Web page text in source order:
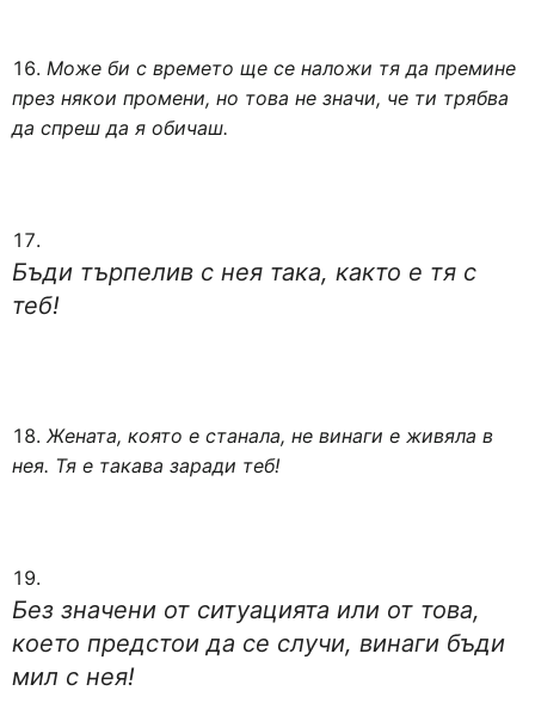
Може би с времето ще се наложи тя да премине
през някои промени, но това не значи, че ти трябва
да спреш да я обичаш.
Бъди търпелив с нея така, както е тя с
теб!
Жената, която е станала, не винаги е живяла в
нея. Тя е такава заради теб!
Без значени от ситуацията или от това,
което предстои да се случи, винаги бъди
мил с нея!